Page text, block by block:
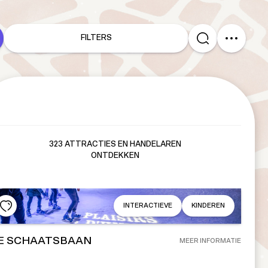
FILTERS
323 ATTRACTIES EN HANDELAREN
ONTDEKKEN
INTERACTIEVE KINDEREN
SCHAATSBAAN MEER INFORMATIE